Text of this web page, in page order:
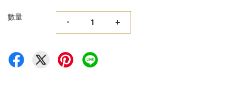
數量 - +